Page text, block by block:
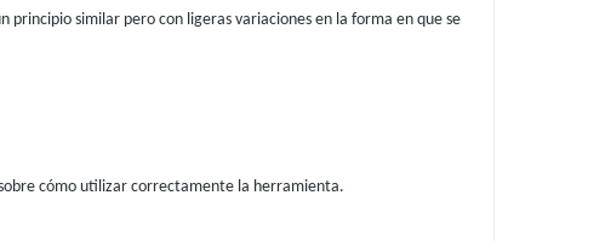
principio similar pero con ligeras variaciones en la forma en que se
cómo utilizar correctamente la herramienta.